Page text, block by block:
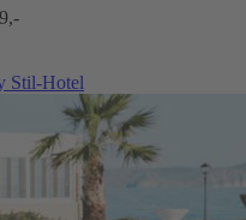
Stil-Hotel